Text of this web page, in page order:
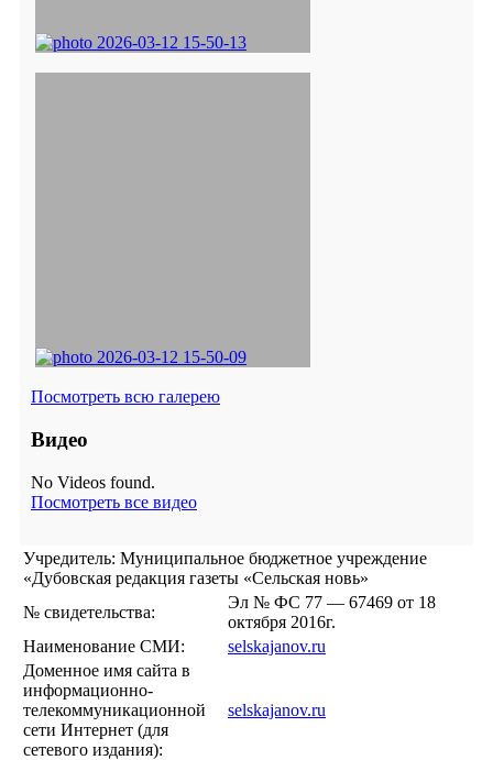
Посмотреть всю галерею
Видео
No Videos found.
Посмотреть все видео
Учредитель: Муниципальное бюджетное учреждение
«Дубовская редакция газеты «Сельская новь»
№ свидетельства:
Эл № ФС 77 — 67469 от 18
октября 2016г.
Наименование СМИ:
selskajanov.ru
Доменное имя сайта в
информационно-
телекоммуникационной
сети Интернет (для
сетевого издания):
selskajanov.ru